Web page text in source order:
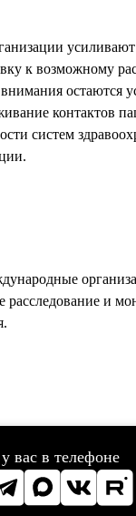
к возможному
остаются
контактов
систем
расследование и
у вас в телефоне